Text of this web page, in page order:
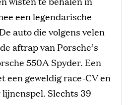
een legendarische
auto die volgens velen
aftrap van Porsche’s
550A Spyder. Een
een geweldig race-CV en
Slechts 39